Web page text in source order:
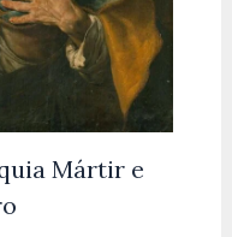
Mártir e